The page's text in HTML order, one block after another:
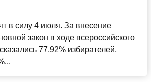
в силу 4 июля. За внесение
закон в ходе всероссийского
77,92% избирателей,